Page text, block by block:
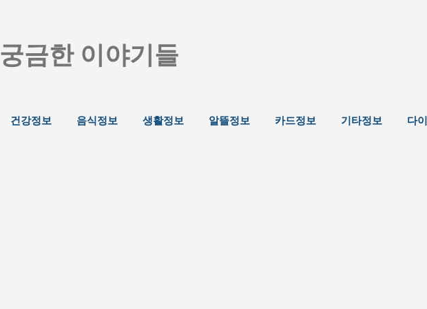
궁금한 이야기들
건강정보 음식정보 생활정보 알뜰정보 카드정보 기타정보 다